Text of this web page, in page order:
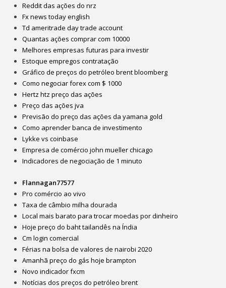
Reddit das ações do nrz
Fx news today english
Td ameritrade day trade account
Quantas ações comprar com 10000
Melhores empresas futuras para investir
Estoque empregos contratação
Gráfico de preços do petróleo brent bloomberg
Como negociar forex com $ 1000
Hertz htz preço das ações
Preço das ações jva
Previsão do preço das ações da yamana gold
Como aprender banca de investimento
Lykke vs coinbase
Empresa de comércio john mueller chicago
Indicadores de negociação de 1 minuto
Flannagan77577
Pro comércio ao vivo
Taxa de câmbio milha dourada
Local mais barato para trocar moedas por dinheiro
Hoje preço do baht tailandês na Índia
Cm login comercial
Férias na bolsa de valores de nairobi 2020
Amanhã preço do gás hoje brampton
Novo indicador fxcm
Notícias dos preços do petróleo brent